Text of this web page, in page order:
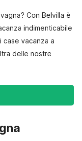
Con Belvilla è
indimenticabile
case vacanza a
delle nostre